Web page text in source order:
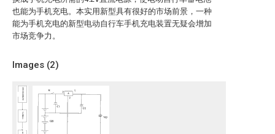
也能为手机充电。本实用新型具有很好的市场前景，一种
能为手机充电的新型电动自行车手机充电装置无疑会增加
市场竞争力。
Images (2)